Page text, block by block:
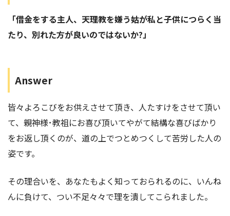
「借金をする主人、天理教を嫌う姑が私と子供につらく当
たり、別れた方が良いのではないか?」
Answer
皆々よろこびをお供えさせて頂き、人たすけをさせて頂い
て、親神様･教祖にお喜び頂いてやがて結構な喜びばかり
をお返し頂くのが、道の上でつとめつくして苦労した人の
姿です。
その理合いを、あなたもよく知っておられるのに、いんね
んに負けて、つい不足々々で理を潰してこられました。